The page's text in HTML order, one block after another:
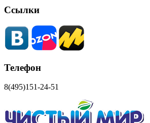
Ссылки
Телефон
8(495)151-24-51